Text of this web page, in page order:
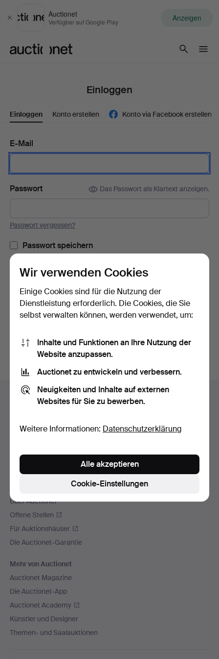
Schließen
Auctionet
Verfügbar auf Google Play Anzeigen
Einloggen
Einloggen Konto erstellen Konto via Facebook erstellen
E-Mail
Passwort Das Passwort als Klartext anzeigen.
Passwort vergessen?
Passwort speichern
Einloggen
oder hier via Facebook einloggen
Fußzeilen-
Navigation
Hilfe und Kontakt
Alle Auktionshäuser
Über Auctionet
Offene Stellen
Für Auktionshäuser
Die Auctionet-Garantie
Mehr von Auctionet
Auctionet Magazine
Die Auctionet-App
Auctionet Academy
Künstler und Designer
Themen- und Saalauktionen
Wir verwenden Cookies
Einige Cookies sind für die Nutzung der
Dienstleistung erforderlich. Die Cookies, die Sie
selbst verwalten können, werden verwendet, um:
Inhalte und Funktionen an Ihre Nutzung der
Website anzupassen.
Auctionet zu entwickeln und verbessern.
Neuigkeiten und Inhalte auf externen
Websites für Sie zu bewerben.
Weitere Informationen: Datenschutzerklärung
Cookie-Einstellungen
Alle akzeptieren